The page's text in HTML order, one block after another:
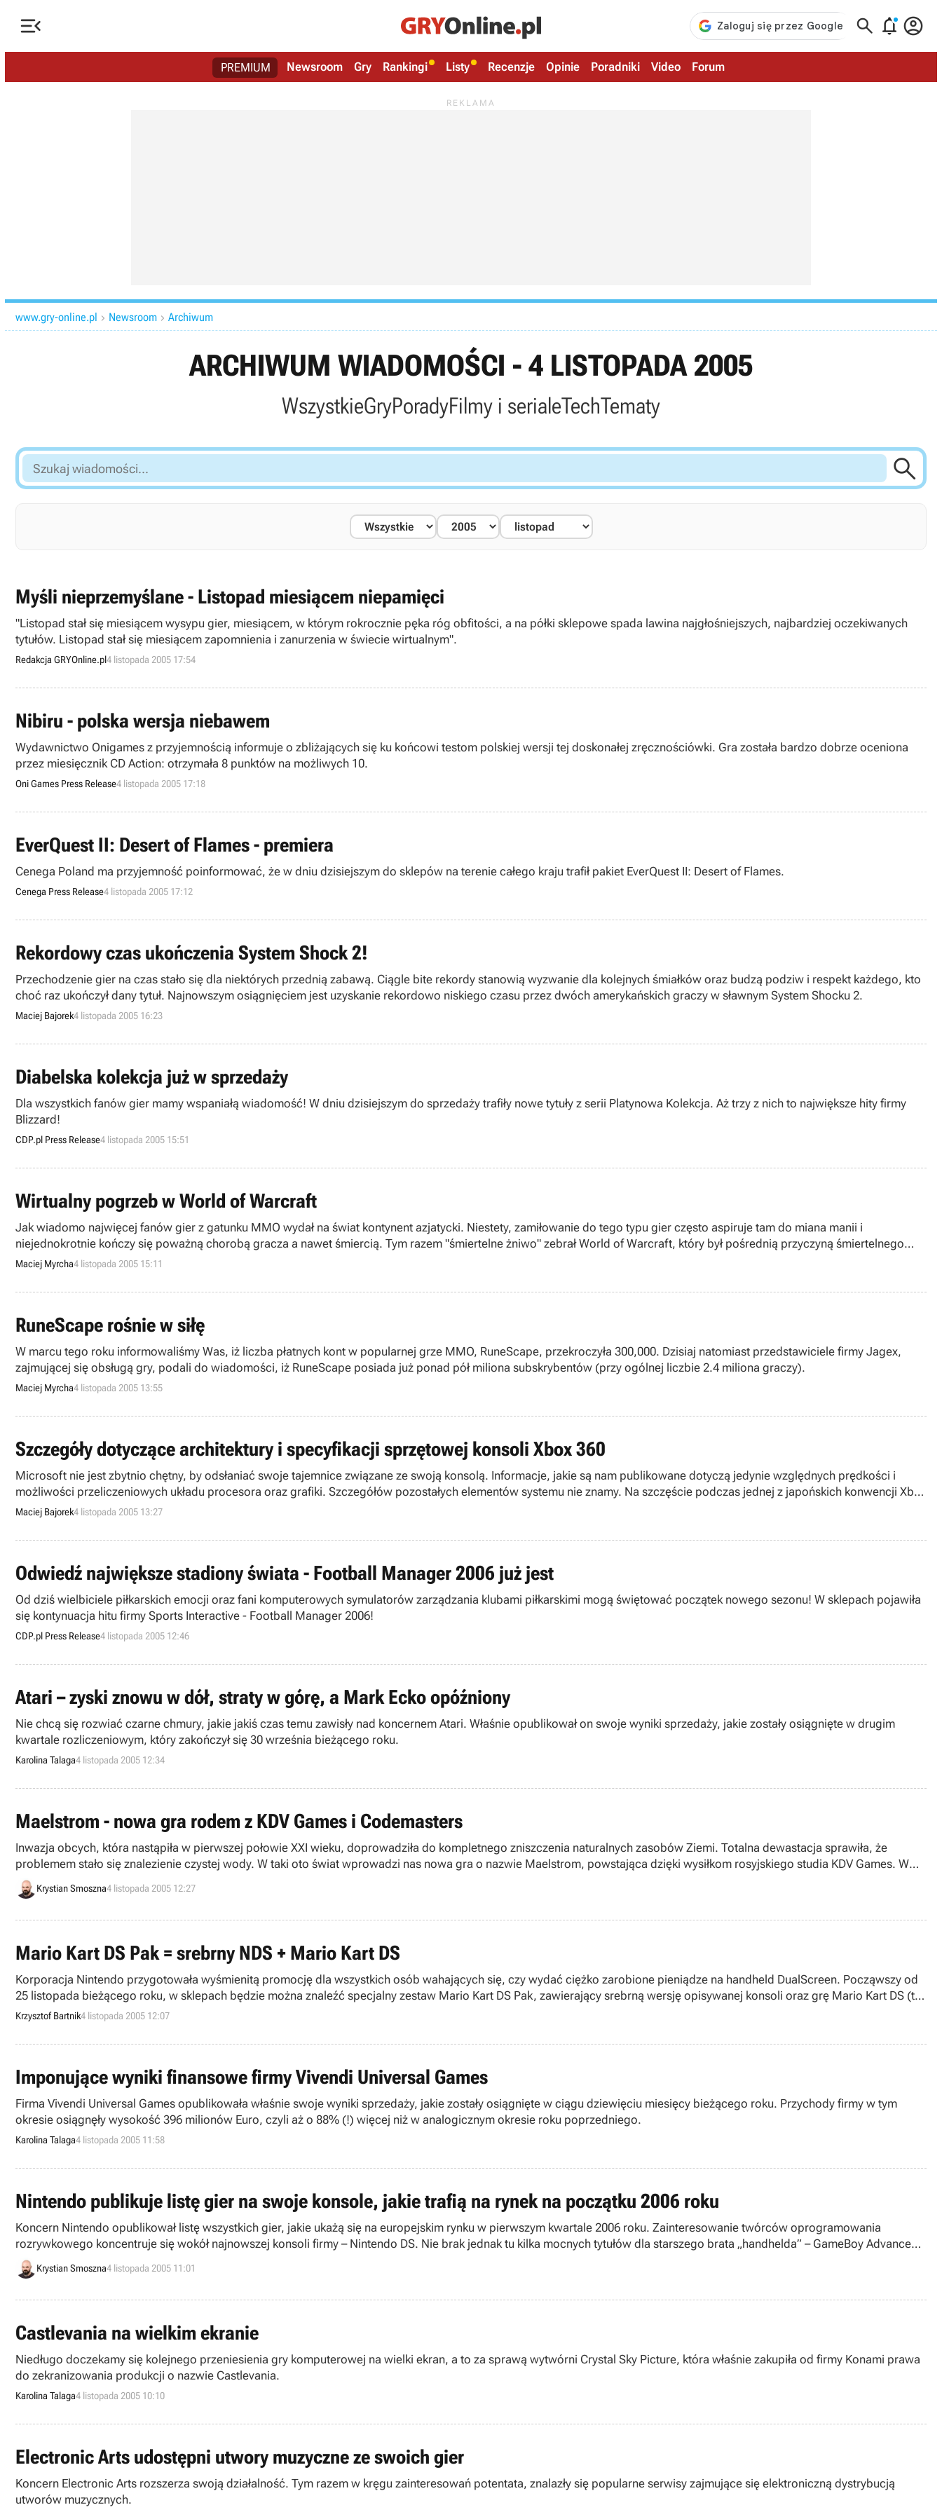
   
PREMIUM Newsroom Gry Rankingi Listy Recenzje Opinie Poradniki Video Forum
www.gry-online.pl  Newsroom  Archiwum
ARCHIWUM WIADOMOŚCI - 4 LISTOPADA 2005
WszystkieGryPoradyFilmy i serialeTechTematy
Szukaj
wiadomości...

Myśli nieprzemyślane - Listopad miesiącem niepamięci
"Listopad stał się miesiącem wysypu gier, miesiącem, w którym rokrocznie pęka róg obfitości, a na półki sklepowe spada lawina najgłośniejszych, najbardziej oczekiwanych
tytułów. Listopad stał się miesiącem zapomnienia i zanurzenia w świecie wirtualnym".
Redakcja GRYOnline.pl4 listopada 2005 17:54
Nibiru - polska wersja niebawem
Wydawnictwo Onigames z przyjemnością informuje o zbliżających się ku końcowi testom polskiej wersji tej doskonałej zręcznościówki. Gra została bardzo dobrze oceniona
przez miesięcznik CD Action: otrzymała 8 punktów na możliwych 10.
Oni Games Press Release4 listopada 2005 17:18
EverQuest II: Desert of Flames - premiera
Cenega Poland ma przyjemność poinformować, że w dniu dzisiejszym do sklepów na terenie całego kraju trafił pakiet EverQuest II: Desert of Flames.
Cenega Press Release4 listopada 2005 17:12
Rekordowy czas ukończenia System Shock 2!
Przechodzenie gier na czas stało się dla niektórych przednią zabawą. Ciągle bite rekordy stanowią wyzwanie dla kolejnych śmiałków oraz budzą podziw i respekt każdego, kto
choć raz ukończył dany tytuł. Najnowszym osiągnięciem jest uzyskanie rekordowo niskiego czasu przez dwóch amerykańskich graczy w sławnym System Shocku 2.
Maciej Bajorek4 listopada 2005 16:23
Diabelska kolekcja już w sprzedaży
Dla wszystkich fanów gier mamy wspaniałą wiadomość! W dniu dzisiejszym do sprzedaży trafiły nowe tytuły z serii Platynowa Kolekcja. Aż trzy z nich to największe hity firmy
Blizzard!
CDP.pl Press Release4 listopada 2005 15:51
Wirtualny pogrzeb w World of Warcraft
Jak wiadomo najwięcej fanów gier z gatunku MMO wydał na świat kontynent azjatycki. Niestety, zamiłowanie do tego typu gier często aspiruje tam do miana manii i
niejednokrotnie kończy się poważną chorobą gracza a nawet śmiercią. Tym razem "śmiertelne żniwo" zebrał World of Warcraft, który był pośrednią przyczyną śmiertelnego
zejścia dwójki graczy.
Maciej Myrcha4 listopada 2005 15:11
RuneScape rośnie w siłę
W marcu tego roku informowaliśmy Was, iż liczba płatnych kont w popularnej grze MMO, RuneScape, przekroczyła 300,000. Dzisiaj natomiast przedstawiciele firmy Jagex,
zajmującej się obsługą gry, podali do wiadomości, iż RuneScape posiada już ponad pół miliona subskrybentów (przy ogólnej liczbie 2.4 miliona graczy).
Maciej Myrcha4 listopada 2005 13:55
Szczegóły dotyczące architektury i specyfikacji sprzętowej konsoli Xbox 360
Microsoft nie jest zbytnio chętny, by odsłaniać swoje tajemnice związane ze swoją konsolą. Informacje, jakie są nam publikowane dotyczą jedynie względnych prędkości i
możliwości przeliczeniowych układu procesora oraz grafiki. Szczegółów pozostałych elementów systemu nie znamy. Na szczęście podczas jednej z japońskich konwencji Xbox
360, gdzie przedstawiono konsolę, zostało zaprezentowanych więcej danych.
Maciej Bajorek4 listopada 2005 13:27
Odwiedź największe stadiony świata - Football Manager 2006 już jest
Od dziś wielbiciele piłkarskich emocji oraz fani komputerowych symulatorów zarządzania klubami piłkarskimi mogą świętować początek nowego sezonu! W sklepach pojawiła
się kontynuacja hitu firmy Sports Interactive - Football Manager 2006!
CDP.pl Press Release4 listopada 2005 12:46
Atari – zyski znowu w dół, straty w górę, a Mark Ecko opóźniony
Nie chcą się rozwiać czarne chmury, jakie jakiś czas temu zawisły nad koncernem Atari. Właśnie opublikował on swoje wyniki sprzedaży, jakie zostały osiągnięte w drugim
kwartale rozliczeniowym, który zakończył się 30 września bieżącego roku.
Karolina Talaga4 listopada 2005 12:34
Maelstrom - nowa gra rodem z KDV Games i Codemasters
Inwazja obcych, która nastąpiła w pierwszej połowie XXI wieku, doprowadziła do kompletnego zniszczenia naturalnych zasobów Ziemi. Totalna dewastacja sprawiła, że
problemem stało się znalezienie czystej wody. W taki oto świat wprowadzi nas nowa gra o nazwie Maelstrom, powstająca dzięki wysiłkom rosyjskiego studia KDV Games. W
produkcję zaangażowana jest też firma Codemasters.
Krystian Smoszna4 listopada 2005 12:27
Mario Kart DS Pak = srebrny NDS + Mario Kart DS
Korporacja Nintendo przygotowała wyśmienitą promocję dla wszystkich osób wahających się, czy wydać ciężko zarobione pieniądze na handheld DualScreen. Począwszy od
25 listopada bieżącego roku, w sklepach będzie można znaleźć specjalny zestaw Mario Kart DS Pak, zawierający srebrną wersję opisywanej konsoli oraz grę Mario Kart DS (to
wszystko w cenie ok. 584 PLN).
Krzysztof Bartnik4 listopada 2005 12:07
Imponujące wyniki finansowe firmy Vivendi Universal Games
Firma Vivendi Universal Games opublikowała właśnie swoje wyniki sprzedaży, jakie zostały osiągnięte w ciągu dziewięciu miesięcy bieżącego roku. Przychody firmy w tym
okresie osiągnęły wysokość 396 milionów Euro, czyli aż o 88% (!) więcej niż w analogicznym okresie roku poprzedniego.
Karolina Talaga4 listopada 2005 11:58
Nintendo publikuje listę gier na swoje konsole, jakie trafią na rynek na początku 2006 roku
Koncern Nintendo opublikował listę wszystkich gier, jakie ukażą się na europejskim rynku w pierwszym kwartale 2006 roku. Zainteresowanie twórców oprogramowania
rozrywkowego koncentruje się wokół najnowszej konsoli firmy – Nintendo DS. Nie brak jednak tu kilka mocnych tytułów dla starszego brata „handhelda” – GameBoy Advance
oraz GameCube’a.
Krystian Smoszna4 listopada 2005 11:01
Castlevania na wielkim ekranie
Niedługo doczekamy się kolejnego przeniesienia gry komputerowej na wielki ekran, a to za sprawą wytwórni Crystal Sky Picture, która właśnie zakupiła od firmy Konami prawa
do zekranizowania produkcji o nazwie Castlevania.
Karolina Talaga4 listopada 2005 10:10
Electronic Arts udostępni utwory muzyczne ze swoich gier
Koncern Electronic Arts rozszerza swoją działalność. Tym razem w kręgu zainteresowań potentata, znalazły się popularne serwisy zajmujące się elektroniczną dystrybucją
utworów muzycznych.